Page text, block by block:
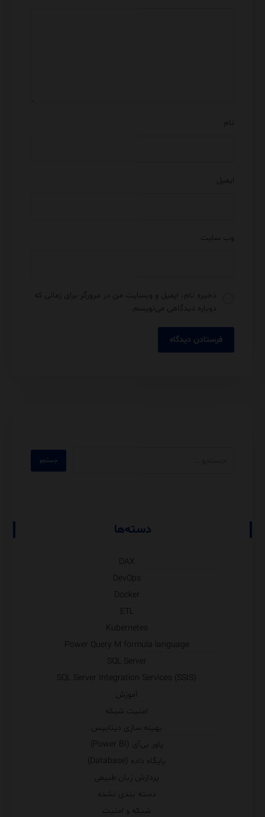
نام
ایمیل
وب‌ سایت
ذخیره نام، ایمیل و وبسایت من در مرورگر برای زمانی که
دوباره دیدگاهی می‌نویسم.
دسته‌ها
DAX
DevOps
Docker
ETL
Kubernetes
Power Query M formula language
SQL Server
SQL Server Integration Services (SSIS)
آموزش
امنیت شبکه
بهینه سازی دیتابیس
پاور بی‌آی (Power BI)
پایگاه داده (Database)
پردازش زبان طبیعی
دسته بندی نشده
شبکه و امنیت